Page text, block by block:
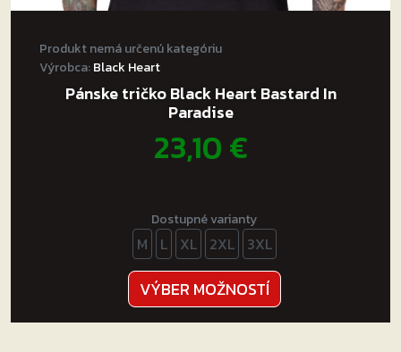
Produkt nemá určenú kategóriu
Výrobca:Black Heart
Pánske tričko Black Heart Bastard In
Paradise
23,10€
Dostupné varianty
M L XL 2XL 3XL
VÝBER MOŽNOSTÍ
produkt
má